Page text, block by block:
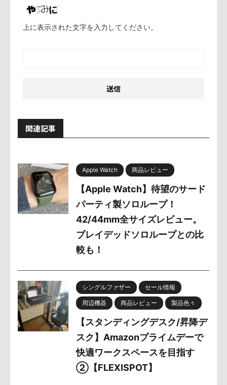
上に表示された文字を入力してください。
関連記事
Apple Watch 商品レビュー
【Apple Watch】待望のサード
パーティ製ソロループ！
42/44mm全サイズレビュー。
ブレイデッドソロループとの比
較も！
シングルファザー セール情報
周辺機器 商品レビュー 製品色々
【スタンディングデスク/昇降デ
スク】Amazonプライムデーで
快適ワークスペースを目指す
②【FLEXISPOT】